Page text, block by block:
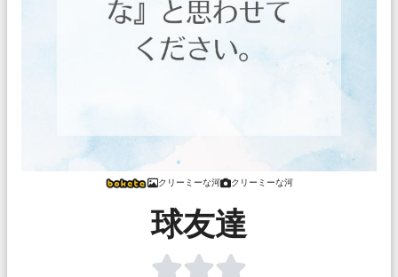
クリーミーな河 クリーミーな河
球友達